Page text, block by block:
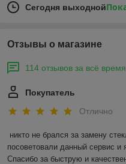
Сегодня выходной
Отзывы о магазине
114 отзывов за всё время
Покупатель
Отлично
никто не брался за замену
посоветовали данный сервис
Спасибо за быструю и